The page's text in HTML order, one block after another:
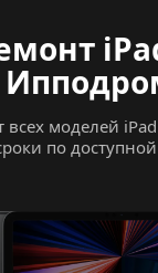
всех моделей
по